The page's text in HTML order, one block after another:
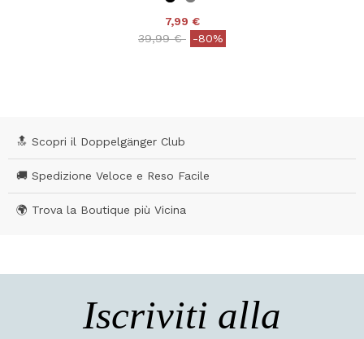
7,99 €
Price reduced from
39,99 €to-80%
🔝 Scopri il Doppelgänger Club
🚚 Spedizione Veloce e Reso Facile
🌍 Trova la Boutique più Vicina
Iscriviti alla